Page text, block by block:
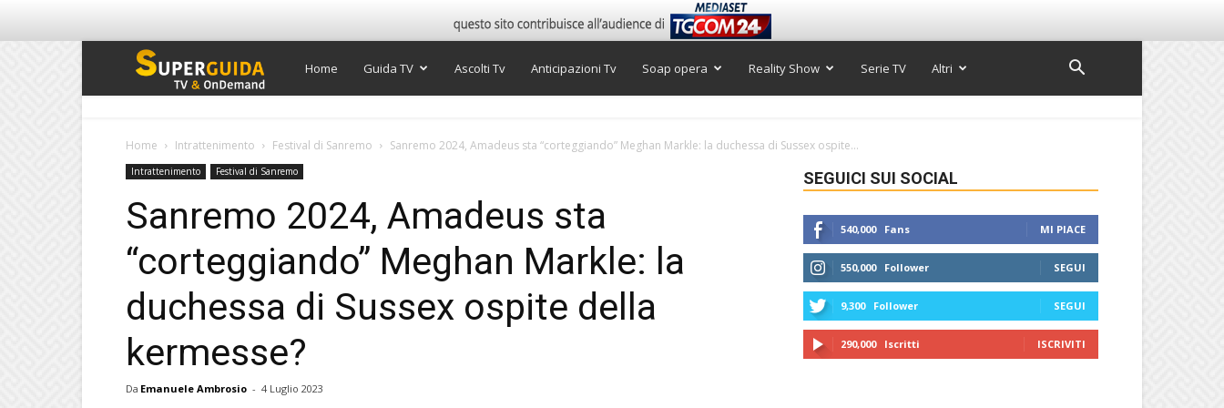
Super
TV
Home Guida TV Ascolti Tv Anticipazioni Tv Soap opera Reality Show Serie TV Altri
Home Intrattenimento Festival di Sanremo Sanremo 2024, Amadeus sta “corteggiando” Meghan Markle: la duchessa di Sussex ospite...
Intrattenimento Festival di Sanremo
Sanremo 2024, Amadeus sta
“corteggiando” Meghan Markle: la
duchessa di Sussex ospite della
kermesse?
Da Emanuele Ambrosio - 4 Luglio 2023
SEGUICI SUI SOCIAL
540,000 Fans MI PIACE
550,000 Follower SEGUI
9,300 Follower SEGUI
290,000 Iscritti ISCRIVITI